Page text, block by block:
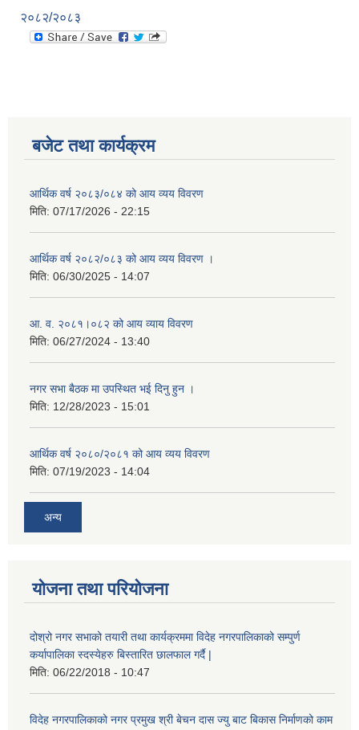
२०८२/२०८३
बजेट तथा कार्यक्रम
आर्थिक वर्ष २०८३/०८४ को आय व्यय विवरण
मिति: 07/17/2026 - 22:15
आर्थिक वर्ष २०८२/०८३ को आय व्यय विवरण ।
मिति: 06/30/2025 - 14:07
आ. व. २०८१।०८२ को आय व्याय विवरण
मिति: 06/27/2024 - 13:40
नगर सभा बैठक मा उपस्थित भई दिनु हुन ।
मिति: 12/28/2023 - 15:01
आर्थिक वर्ष २०८०/२०८१ को आय व्यय विवरण
मिति: 07/19/2023 - 14:04
अन्य
योजना तथा परियोजना
दोश्रो नगर सभाको तयारी तथा कार्यक्रममा विदेह नगरपालिकाको सम्पुर्ण
कर्यापालिका स्दस्येहरु बिस्तारित छालफाल गर्दै |
मिति: 06/22/2018 - 10:47
विदेह नगरपालिकाको नगर प्रमुख श्री बेचन दास ज्यु बाट बिकास निर्माणको काम